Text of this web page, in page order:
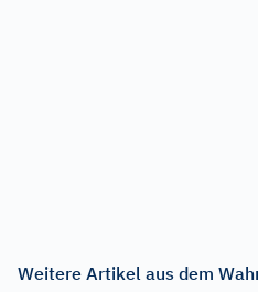
Weitere Artikel aus dem